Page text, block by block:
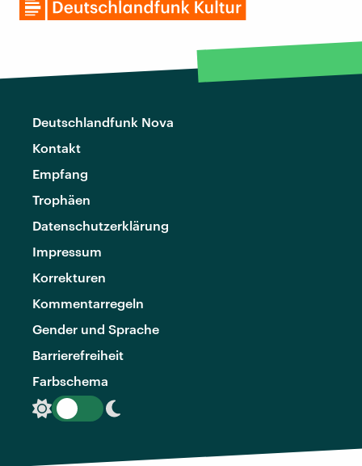
Deutschlandfunk Nova
Kontakt
Empfang
Trophäen
Datenschutzerklärung
Impressum
Korrekturen
Kommentarregeln
Gender und Sprache
Barrierefreiheit
Farbschema